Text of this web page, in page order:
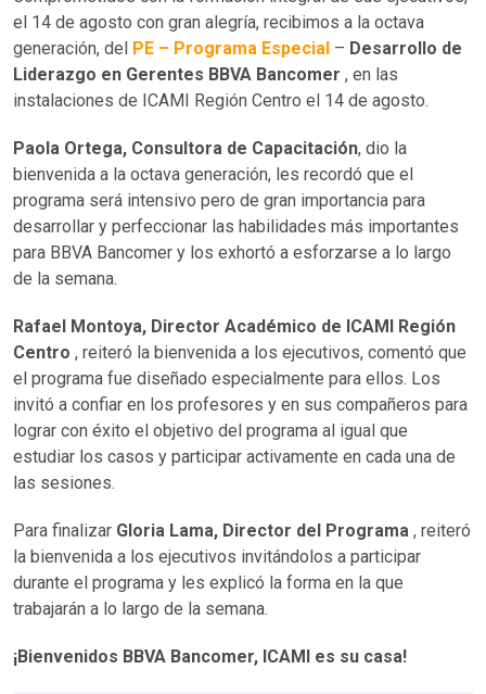
el 14 de agosto con gran alegría, recibimos a la octava
generación, del PE – Programa Especial – Desarrollo de
Liderazgo en Gerentes BBVA Bancomer , en las
instalaciones de ICAMI Región Centro el 14 de agosto.
Paola Ortega, Consultora de Capacitación, dio la
bienvenida a la octava generación, les recordó que el
programa será intensivo pero de gran importancia para
desarrollar y perfeccionar las habilidades más importantes
para BBVA Bancomer y los exhortó a esforzarse a lo largo
de la semana.
Rafael Montoya, Director Académico de ICAMI Región
Centro , reiteró la bienvenida a los ejecutivos, comentó que
el programa fue diseñado especialmente para ellos. Los
invitó a confiar en los profesores y en sus compañeros para
lograr con éxito el objetivo del programa al igual que
estudiar los casos y participar activamente en cada una de
las sesiones.
Para finalizar Gloria Lama, Director del Programa , reiteró
la bienvenida a los ejecutivos invitándolos a participar
durante el programa y les explicó la forma en la que
trabajarán a lo largo de la semana.
¡Bienvenidos BBVA Bancomer, ICAMI es su casa!